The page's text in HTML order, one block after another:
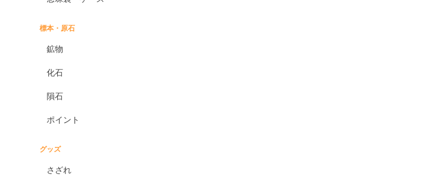
標本・原石
鉱物
化石
隕石
ポイント
グッズ
さざれ